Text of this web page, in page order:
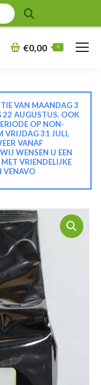
€0,00 0
VAN MAANDAG 3
22 AUGUSTUS. OOK
OP NON-
VRIJDAG 31 JULI,
VANAF
WENSEN U EEN
VRIENDELIJKE
VENAVO